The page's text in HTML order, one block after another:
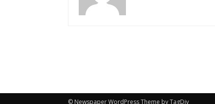
© Newspaper WordPress Theme by TagDiv